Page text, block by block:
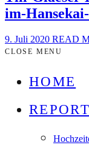
im-
9. Juli 2020 READ
CLOSE MENU
HOME